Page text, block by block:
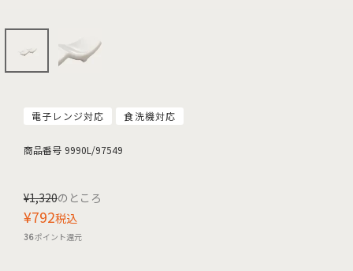
電子レンジ対応 食洗機対応
商品番号 9990L/97549
¥1,320のところ
¥792税込
36ポイント還元